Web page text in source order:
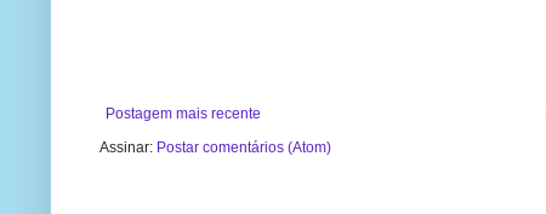
Postagem mais recente
Assinar: Postar comentários (Atom)